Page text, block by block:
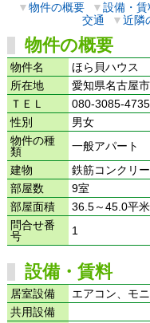
▼物件の概要 ▼設備・賃
交通
▼近隣
物件の概要
物件名
ほら貝ハウス
所在地
愛知県名古屋
ＴＥＬ
080-3085-4735
性別
男女
物件の種
類
一般アパート
建物
鉄筋コンクリ
部屋数
9室
部屋面積
36.5～45.0平米
問合せ番
号
1
設備・賃料
居室設備
エアコン、モ
共用設備